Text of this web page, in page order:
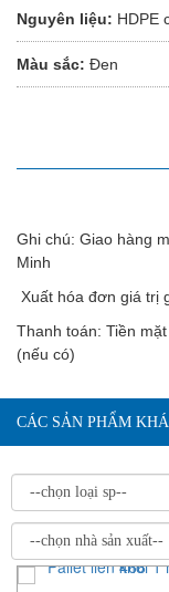
Nguyên liệu: HDPE
Màu sắc: Đen
Ghi chú: Giao hàng
Minh
Xuất hóa đơn giá trị
Thanh toán: Tiền
(nếu có)
CÁC SẢN PHẨM